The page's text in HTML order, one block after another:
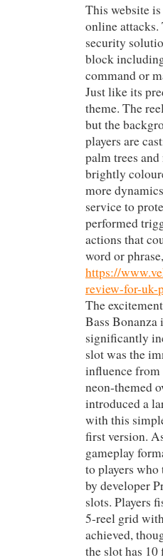
This website
online
security
block
command or
Just like its
theme. The
but the
players are
palm trees
brightly
more
service to
performed
actions that
word or
https://
review-for-uk-
The
Bass
significantly
slot was the
influence from
neon-themed
introduced a
with this
first version.
gameplay
to players
by developer
slots. Players
5-reel grid
achieved,
the slot has